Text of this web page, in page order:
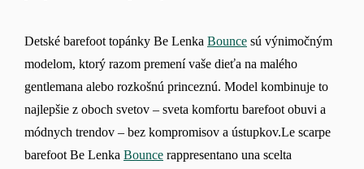
Detské barefoot topánky Be Lenka Bounce sú výnimočným
modelom, ktorý razom premení vaše dieťa na malého
gentlemana alebo rozkošnú princeznú. Model kombinuje to
najlepšie z oboch svetov – sveta komfortu barefoot obuvi a
módnych trendov – bez kompromisov a ústupkov.Le scarpe
barefoot Be Lenka Bounce rappresentano una scelta